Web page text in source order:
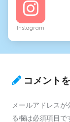
Instagram
コメント
メールアドレスが
る欄は必須項目で